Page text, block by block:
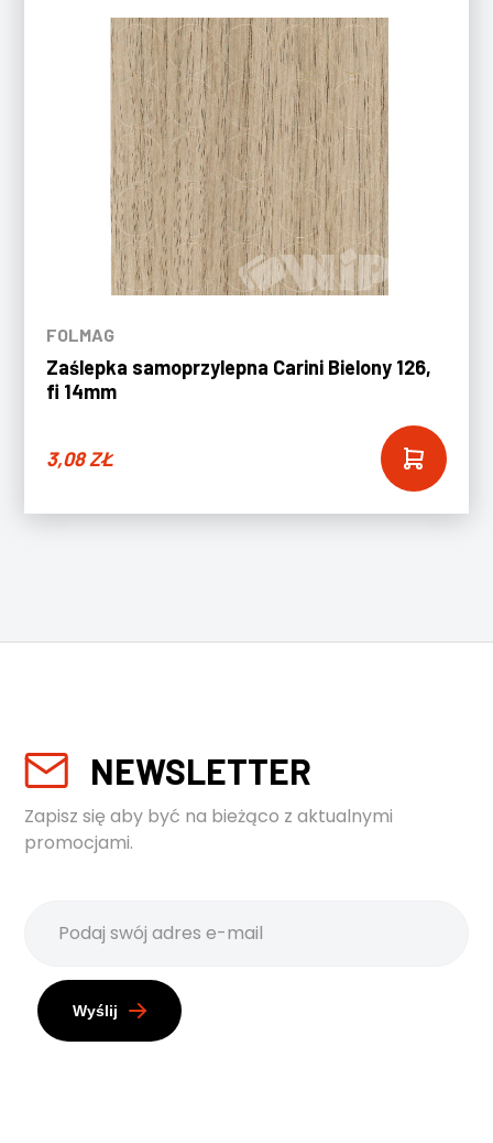
FOLMAG
Zaślepka samoprzylepna Carini Bielony 126,
fi 14mm
3,08ZŁ
NEWSLETTER
Zapisz się aby być na bieżąco z aktualnymi
promocjami.
Wyślij